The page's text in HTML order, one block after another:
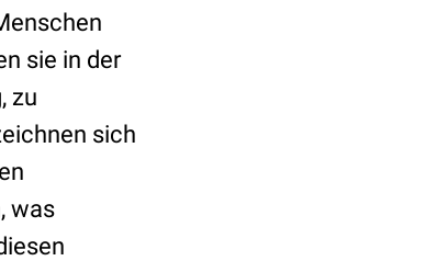
sie in der
zu
sich
was